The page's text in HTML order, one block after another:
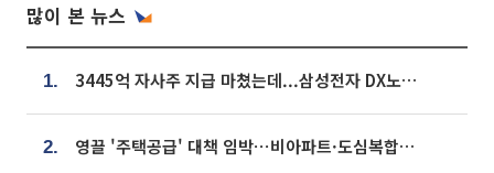
많이 본 뉴스
1. 3445억 자사주 지급 마쳤는데...삼성전자 DX노조, 뒤늦은 '떼쓰기 집회'
2. 영끌 '주택공급' 대책 임박⋯비아파트·도심복합까지 총동원